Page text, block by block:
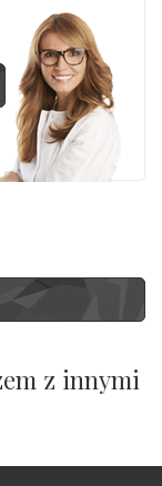
z innymi